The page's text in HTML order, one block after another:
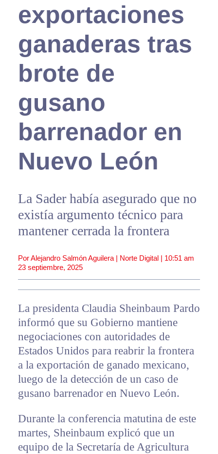
exportaciones
ganaderas tras
brote de
gusano
barrenador en
Nuevo León
La Sader había asegurado que no
existía argumento técnico para
mantener cerrada la frontera
Por Alejandro Salmón Aguilera | Norte Digital | 10:51 am
23 septiembre, 2025
La presidenta Claudia Sheinbaum Pardo
informó que su Gobierno mantiene
negociaciones con autoridades de
Estados Unidos para reabrir la frontera
a la exportación de ganado mexicano,
luego de la detección de un caso de
gusano barrenador en Nuevo León.
Durante la conferencia matutina de este
martes, Sheinbaum explicó que un
equipo de la Secretaría de Agricultura